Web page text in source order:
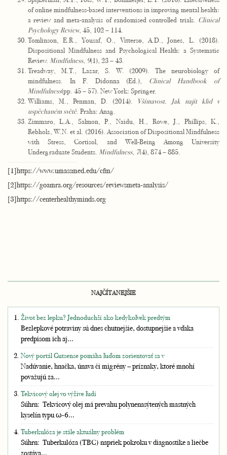
of online mindfulness-based interventions in improving mental health:
a review and meta-analysis of randomised controlled trials. Clinical
Psychology Review, 45, 102 – 114.
Tomlinson, E.R., Yousaf, O., Vittersø, A.D., Jones, L. (2018).
Dispositional Mindfulness and Psychological Health: a Systematic
Review. Mindfulness, 9(1), 23 – 43.
Treadway, M.T., Lazar, S. W. (2009). The neurobiology of
mindfulness. In F. Didonna (Ed.), Clinical Handbook of
Mindfulness(pp. 45 – 57). New York: Springer.
Williams, M., Penman, D. (2014). Všímavost. Jak najít klid v
uspěchaném světě. Praha: Anag.
Zimmaro, L.A., Salmon, P., Naidu, H., Rowe, J., Phillips, K.,
Rebholz, W.N. et al. (2016). Association of Dispositional Mindfulness
with Stress, Cortisol, and Well-Being Among University
Undergraduate Students. Mindfulness, 7(4), 874 – 885.
[1]https://www.umassmed.edu/cfm/
[2]https://goamra.org/resources/reviewsmeta-analysis/
[3]https://centerhealthyminds.org
NAJČÍTANEJŠIE
Život bez lepku? Jednoduchší ako kedykoľvek predtým
Bezlepkové potraviny sú dnes chutnejšie, dostupnejšie a vďaka
predpisom ich aj...
Nový portál Gutsense pomáha ľuďom zorientovať sa v
Nadúvanie, hnačka, únava či migrény – príznaky, ktoré mnohí
považujú za...
Tekvicový olej vo výžive ľudí
Súhrn: Tekvicový olej má prevahu polynenasýtených mastných
kyselín typu ω-6...
Tuberkulóza je stále aktuálny problém
Súhrn: Tuberkulóza (TBC) napriek pokroku v diagnostike a liečbe
zostáva...